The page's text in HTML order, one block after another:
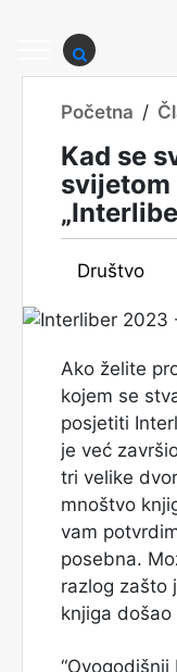
Početna /
Kad se
svijetom
Društvo
Ako želite
kojem se
posjetiti
je već
tri velike
mnoštvo
vam
posebna.
razlog zašto
knjiga